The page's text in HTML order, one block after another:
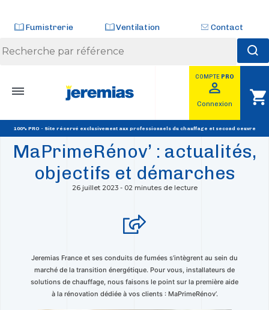
Fumistrerie Ventilation Contact
COMPTE PRO
perm_identity
Connexion shopping_cart
100% PRO - Site réservé exclusivement aux professionnels du chauffage et second oeuvre
MaPrimeRénov’ : actualités,
objectifs et démarches
26 juillet 2023 - 02 minutes de lecture
Jeremias France et ses conduits de fumées s’intègrent au sein du
marché de la transition énergétique. Pour vous, installateurs de
solutions de chauffage, nous faisons le point sur la première aide
à la rénovation dédiée à vos clients : MaPrimeRénov’.